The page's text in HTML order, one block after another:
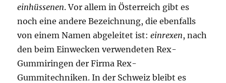
einhüssenen. Vor allem in Österreich gibt es
noch eine andere Bezeichnung, die ebenfalls
von einem Namen abgeleitet ist:einrexen, nach
den beim Einwecken verwendeten Rex-
Gummiringen der Firma Rex-
Gummitechniken. In der Schweiz bleibt es